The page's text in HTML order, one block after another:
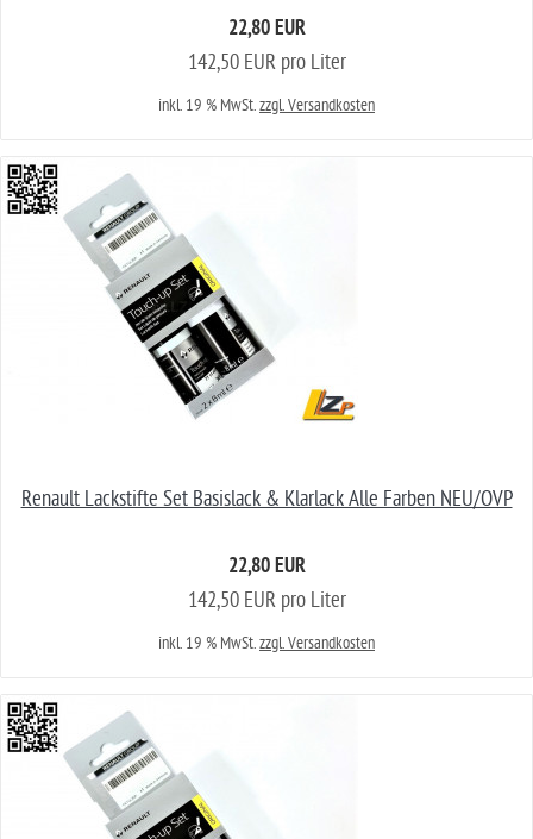
22,80 EUR
142,50 EUR pro Liter
inkl. 19 % MwSt.zzgl. Versandkosten
Renault Lackstifte Set Basislack & Klarlack Alle Farben NEU/OVP
22,80 EUR
142,50 EUR pro Liter
inkl. 19 % MwSt.zzgl. Versandkosten